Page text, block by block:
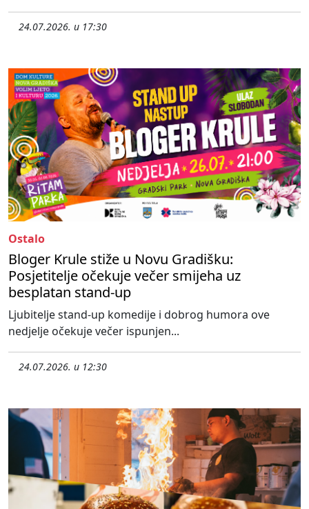
24.07.2026. u 17:30
Ostalo
Bloger Krule stiže u Novu Gradišku:
Posjetitelje očekuje večer smijeha uz
besplatan stand-up
Ljubitelje stand-up komedije i dobrog humora ove
nedjelje očekuje večer ispunjen...
24.07.2026. u 12:30